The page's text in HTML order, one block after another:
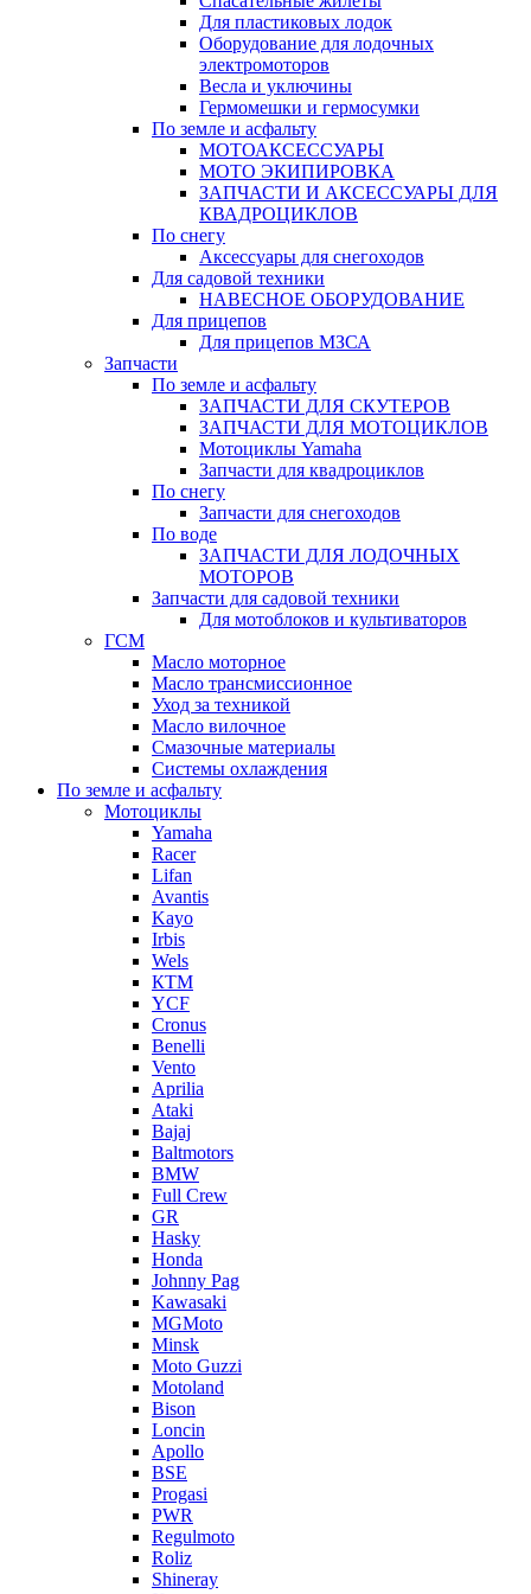
Для пластиковых лодок
Оборудование для лодочных
электромоторов
Весла и уключины
Гермомешки и гермосумки
По земле и асфальту
МОТОАКСЕССУАРЫ
МОТО ЭКИПИРОВКА
ЗАПЧАСТИ И АКСЕССУАРЫ ДЛЯ
КВАДРОЦИКЛОВ
По снегу
Аксессуары для снегоходов
Для садовой техники
НАВЕСНОЕ ОБОРУДОВАНИЕ
Для прицепов
Для прицепов МЗСА
Запчасти
По земле и асфальту
ЗАПЧАСТИ ДЛЯ СКУТЕРОВ
ЗАПЧАСТИ ДЛЯ МОТОЦИКЛОВ
Мотоциклы Yamaha
Запчасти для квадроциклов
По снегу
Запчасти для снегоходов
По воде
ЗАПЧАСТИ ДЛЯ ЛОДОЧНЫХ
МОТОРОВ
Запчасти для садовой техники
Для мотоблоков и культиваторов
ГСМ
Масло моторное
Масло трансмиссионное
Уход за техникой
Масло вилочное
Смазочные материалы
Системы охлаждения
По земле и асфальту
Мотоциклы
Yamaha
Racer
Lifan
Avantis
Kayo
Irbis
Wels
КТМ
YCF
Cronus
Benelli
Vento
Aprilia
Ataki
Bajaj
Baltmotors
BMW
Full Crew
GR
Hasky
Honda
Johnny Pag
Kawasaki
MGMoto
Minsk
Moto Guzzi
Motoland
Bison
Loncin
Apollo
BSE
Progasi
PWR
Regulmoto
Roliz
Shineray